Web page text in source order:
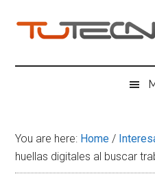
content
menu
sidebar
Tu
You are here: Home /
huellas digitales al buscar